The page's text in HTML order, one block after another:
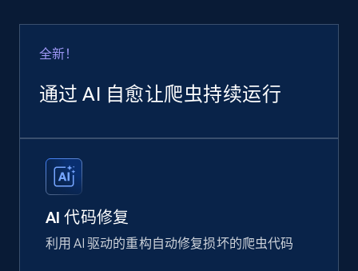
全新！
通过 AI 自愈让爬虫持续运行
AI 代码修复
利用 AI 驱动的重构自动修复损坏的爬虫代码